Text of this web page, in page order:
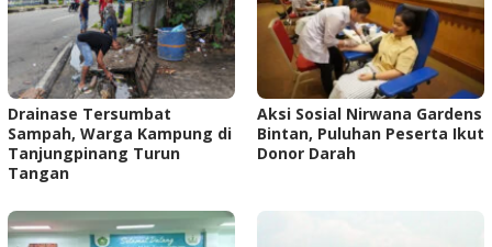
Drainase Tersumbat
Sampah, Warga Kampung di
Tanjungpinang Turun
Tangan
Aksi Sosial Nirwana Gardens
Bintan, Puluhan Peserta Ikut
Donor Darah